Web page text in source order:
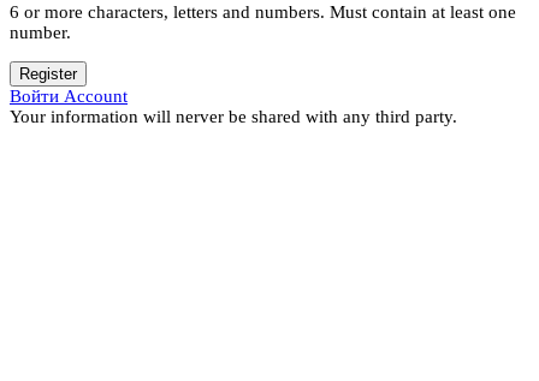
6 or more characters, letters and numbers. Must contain at least one
number.
Register
Войти Account
Your information will nerver be shared with any third party.